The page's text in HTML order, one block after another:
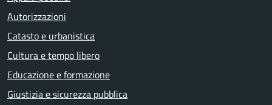
Autorizzazioni
Catasto e urbanistica
Cultura e tempo libero
Educazione e formazione
Giustizia e sicurezza pubblica